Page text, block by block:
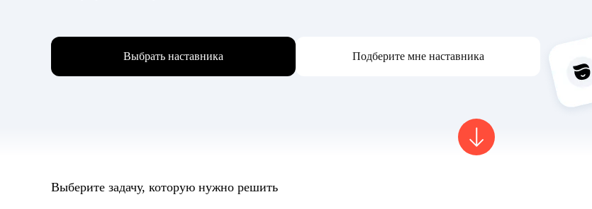
Выбрать наставника Подберите мне наставника
Выберите задачу, которую нужно решить